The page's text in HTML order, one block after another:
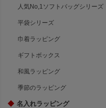
人気No,1ソフトバッグシリーズ
平袋シリーズ
巾着ラッピング
ギフトボックス
和風ラッピング
季節のラッピング
◆ 名入れラッピング